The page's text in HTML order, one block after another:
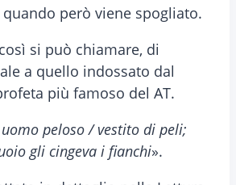
però viene spogliato.
si può chiamare, di
a quello indossato dal
più famoso del AT.
peloso / vestito di peli;
gli cingeva i fianchi».